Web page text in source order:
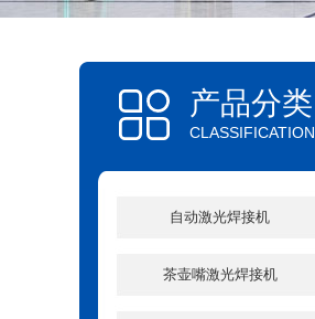
产品分类
CLASSIFICATION
自动激光焊接机
茶壶嘴激光焊接机